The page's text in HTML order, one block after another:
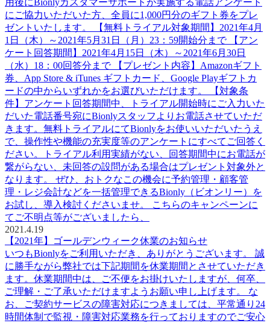
用後にBionlyカスタマーサポートが実施する電話アンケート
にご協力いただいた方、全員に1,000円分のギフト券をプレ
ゼントいたします。 【無料トライアル対象期間】2021年4月
1日（木）～2021年5月31日（月）23：59開始分まで 【アン
ケート回答期間】2021年4月15日（木）～2021年6月30日
（水）18：00回答分まで 【プレゼント内容】Amazonギフト
券、App Store & iTunes ギフトカード、Google Playギフトカ
ードの中からいずれかをお選びいただけます。 【対象条
件】アンケート回答期間中、トライアル開始時にご入力いた
だいた電話番号宛にBionlyスタッフよりお電話させていただ
きます。無料トライアルにてBionlyをお使いいただいたうえ
で、操作性や機能の充実度等のアンケートにすべてご回答く
ださい。トライアル利用実績がない、回答期間中にお電話が
繋がらない、未回答の設問がある場合はプレゼント対象外と
なります。 ぜひ、おトクなこの機会に予約管理・顧客管
理・レジ会計などを一括管理できるBionly（ビオンリー）を
お試し、導入検討くださいませ。 こちらのキャンペーンに
てご不明点等がございましたら、
2021.4.19
【2021年】ゴールデンウィーク休業のお知らせ
いつもBionlyをご利用いただき、ありがとうございます。 誠
に勝手ながら弊社では下記期間を休業期間とさせていただき
ます。休業期間中は、ご不便をお掛けいたしますが、何卒、
ご理解・ご了承いただけますようお願い申し上げます。 な
お、ご契約サービスの障害対応につきましては、平常通り24
時間体制で監視・障害対応業務を行っておりますのでご安心